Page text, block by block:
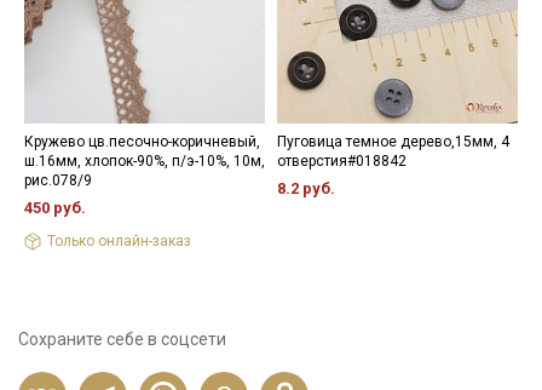
Кружево цв.песочно-коричневый,
ш.16мм, хлопок-90%, п/э-10%, 10м,
рис.078/9
450 руб.
Только онлайн-заказ
Пуговица темное дерево,15мм, 4
отверстия#018842
8.2 руб.
Сохраните себе в соцсети